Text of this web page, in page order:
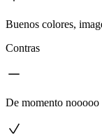
Buenos colores,
Contras
De momento nooooo